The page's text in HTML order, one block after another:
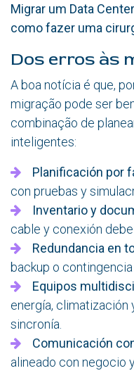
Migrar um Data
como fazer uma
Dos erros às
A boa notícia é que,
migração pode ser
combinação de
inteligentes:
Planificación por
con pruebas y
Inventario y
cable y conexión
Redundancia en
backup o
Equipos
energía, climatización
sincronía.
Comunicación
alineado con negocio